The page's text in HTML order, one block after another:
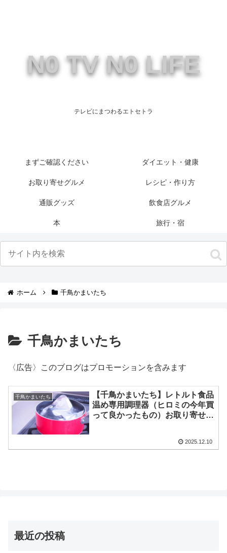
N0 TV N0 LIFE
テレビにまつわるエトセトラ
まずご確認ください ダイエット・健康
お取り寄せグルメ レシピ・作り方
通販グッズ 飲食店グルメ
本 旅行・宿
ホーム 千鳥かまいたち
千鳥かまいたち
〈広告〉このブログはプロモーションを含みます
千鳥かまいたち
【千鳥かまいたち】レトルト食品
温め専用調理器（ヒロミの今年買
って良かったもの）お取り寄せ通
2025.12.10
最近の投稿